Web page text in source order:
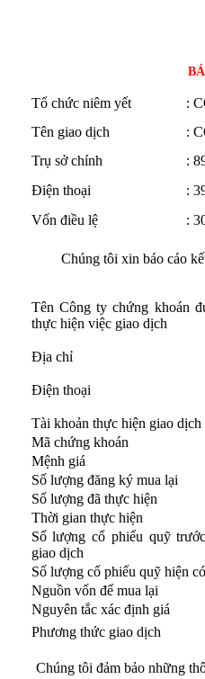
Tổ chức niêm yết
:
Tên giao dịch
:
Trụ sở chính
:
Điện thoại
:
Vốn điều lệ
:
Chúng tôi xin báo cáo
Tên Công ty chứng khoán
thực hiện việc giao dịch
Địa chỉ
Điện thoại
Tài khoản thực hiện giao dịch
Mã chứng khoán
Mệnh giá
Số lượng đăng ký mua lại
Số lượng đã thực hiện
Thời gian thực hiện
Số lượng cổ phiếu quỹ
giao dịch
Số lượng cổ phiếu quỹ hiện có
Nguồn vốn để mua lại
Nguyên tắc xác định giá
Phương thức giao
Chúng tôi đảm bảo những